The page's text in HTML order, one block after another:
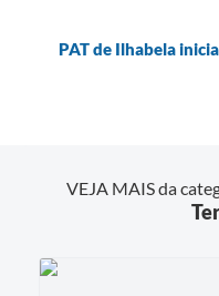
PAT de Ilhabela
VEJA MAIS da